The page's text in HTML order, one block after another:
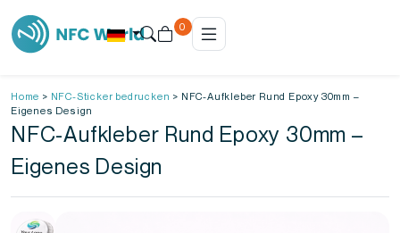
0
Home > NFC-Sticker bedrucken > NFC-Aufkleber Rund Epoxy 30mm –
Eigenes Design
NFC-Aufkleber Rund Epoxy 30mm –
Eigenes Design